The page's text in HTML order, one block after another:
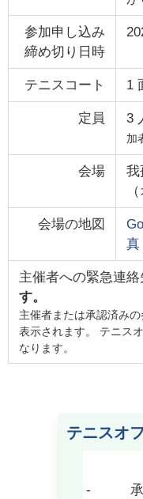
参加申し込み
締め切り日時
テニスコート 1
定員 3
加
会場
我
会場の地図
真
主催者への緊急連絡
す。
主催者または承認済み
表示されます。 テニス
なります。
テニスオ
-